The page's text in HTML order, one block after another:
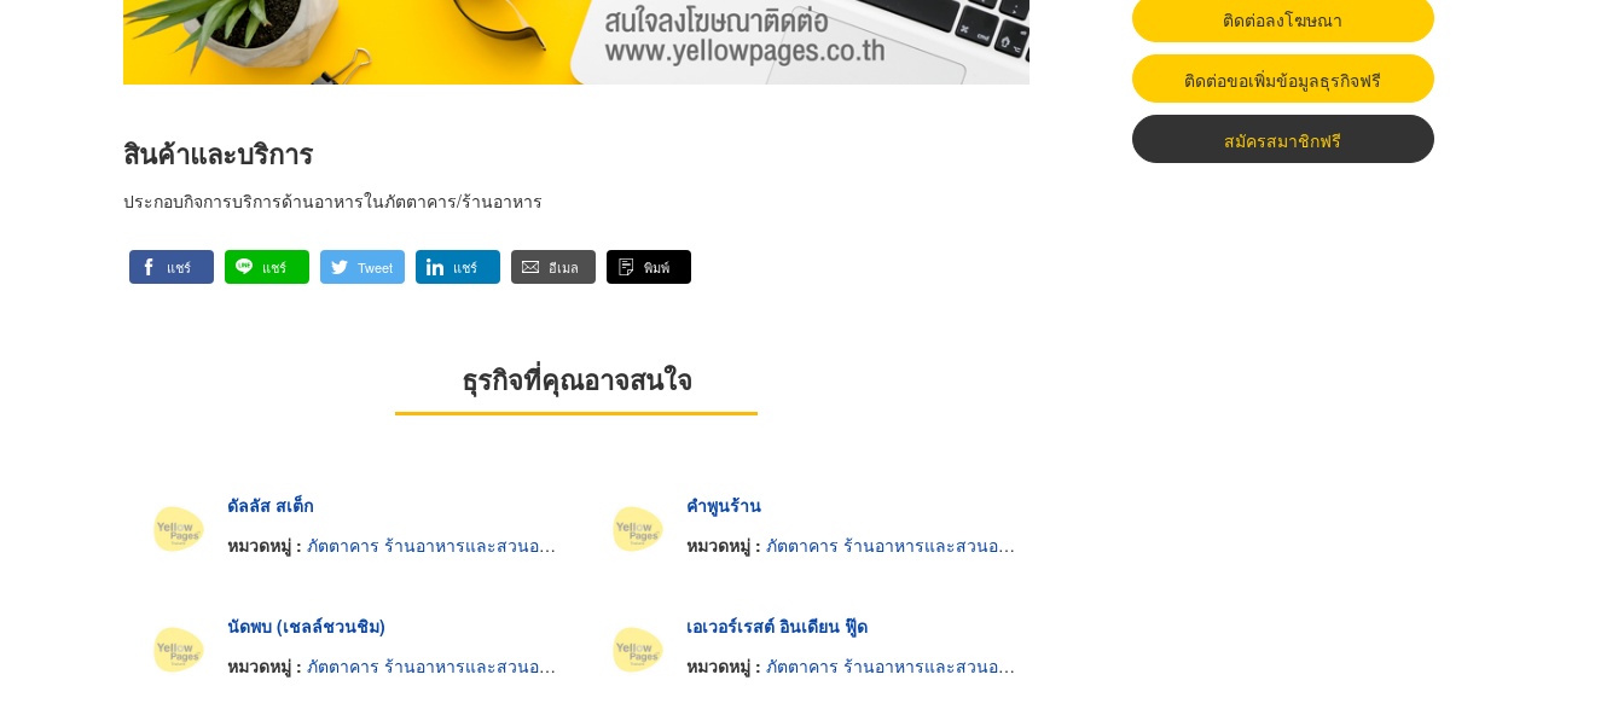
สินค้าและบริการ
ประกอบกิจการบริการด้านอาหารในภัตตาคาร/ร้านอาหาร
แชร์ แชร์ Tweet แชร์ อีเมล พิมพ์
ธุรกิจที่คุณอาจสนใจ
ดัลลัส สเต็ก
หมวดหมู่ : ภัตตาคาร ร้านอาหารและสวนอาหาร
คำพูนร้าน
หมวดหมู่ : ภัตตาคาร ร้านอาหารและสวนอาหาร
นัดพบ (เชลล์ชวนชิม)
หมวดหมู่ : ภัตตาคาร ร้านอาหารและสวนอาหาร
เอเวอร์เรสต์ อินเดียน ฟู๊ด
หมวดหมู่ : ภัตตาคาร ร้านอาหารและสวนอาหาร
ติดต่อลงโฆษณา
ติดต่อขอเพิ่มข้อมูลธุรกิจฟรี
สมัครสมาชิกฟรี